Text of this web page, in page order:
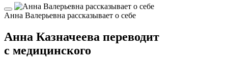
Анна Валерьевна рассказывает о себе
Анна Казначеева переводит
с медицинского